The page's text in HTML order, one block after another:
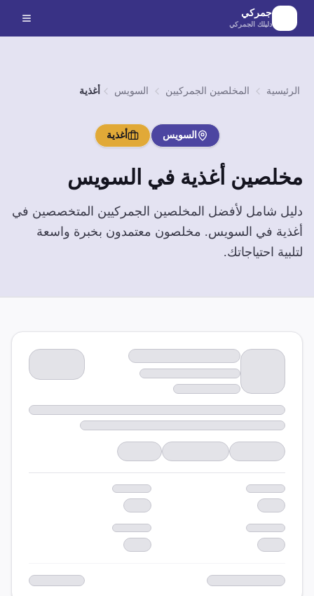
الانتقال إلى المحتوى الرئيسي
جمركي
دليلك الجمركي
الرئيسية المخلصين الجمركيين السويس أغذية
السويس أغذية
مخلصين أغذية في السويس
دليل شامل لأفضل المخلصين الجمركيين المتخصصين في
أغذية في السويس. مخلصون معتمدون بخبرة واسعة
لتلبية احتياجاتك.